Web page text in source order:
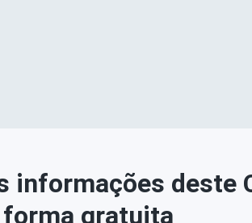
informações deste
forma gratuita